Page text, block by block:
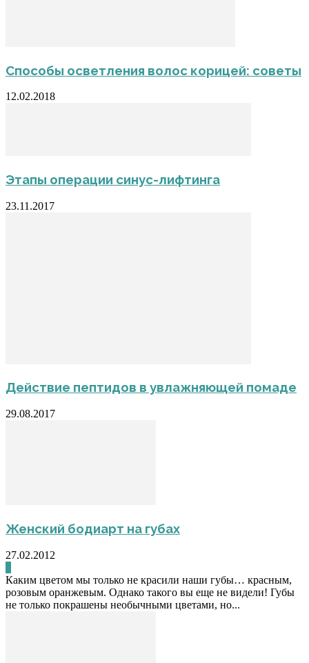
Способы осветления волос корицей: советы
12.02.2018
Этапы операции синус-лифтинга
23.11.2017
Действие пептидов в увлажняющей помаде
29.08.2017
Женский бодиарт на губах
27.02.2012
Каким цветом мы только не красили наши губы… красным,
розовым оранжевым. Однако такого вы еще не видели! Губы
не только покрашены необычными цветами, но...